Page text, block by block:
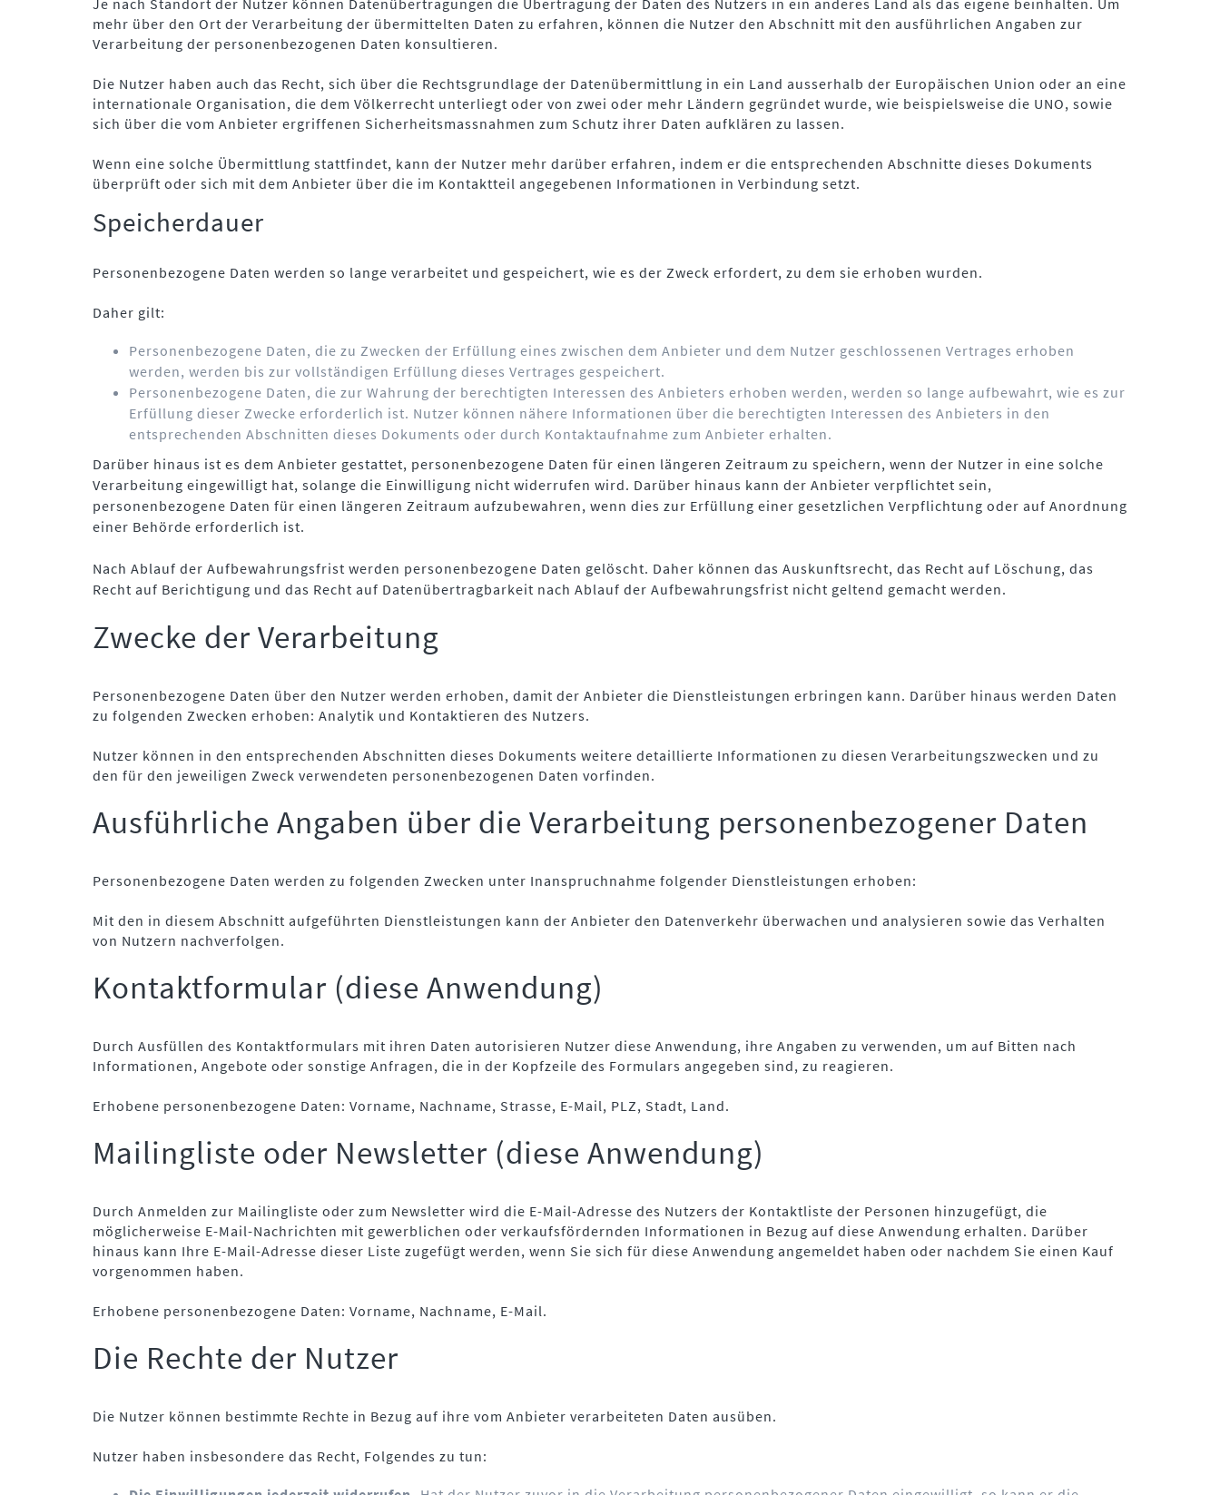
mehr über den Ort der Verarbeitung der übermittelten Daten zu erfahren, können die Nutzer den Abschnitt mit den ausführlichen Angaben zur
Verarbeitung der personenbezogenen Daten konsultieren.
Die Nutzer haben auch das Recht, sich über die Rechtsgrundlage der Datenübermittlung in ein Land ausserhalb der Europäischen Union oder an eine
internationale Organisation, die dem Völkerrecht unterliegt oder von zwei oder mehr Ländern gegründet wurde, wie beispielsweise die UNO, sowie
sich über die vom Anbieter ergriffenen Sicherheitsmassnahmen zum Schutz ihrer Daten aufklären zu lassen.
Wenn eine solche Übermittlung stattfindet, kann der Nutzer mehr darüber erfahren, indem er die entsprechenden Abschnitte dieses Dokuments
überprüft oder sich mit dem Anbieter über die im Kontaktteil angegebenen Informationen in Verbindung setzt.
Speicherdauer
Personenbezogene Daten werden so lange verarbeitet und gespeichert, wie es der Zweck erfordert, zu dem sie erhoben wurden.
Daher gilt:
Personenbezogene Daten, die zu Zwecken der Erfüllung eines zwischen dem Anbieter und dem Nutzer geschlossenen Vertrages erhoben
werden, werden bis zur vollständigen Erfüllung dieses Vertrages gespeichert.
Personenbezogene Daten, die zur Wahrung der berechtigten Interessen des Anbieters erhoben werden, werden so lange aufbewahrt, wie es zur
Erfüllung dieser Zwecke erforderlich ist. Nutzer können nähere Informationen über die berechtigten Interessen des Anbieters in den
entsprechenden Abschnitten dieses Dokuments oder durch Kontaktaufnahme zum Anbieter erhalten.
Darüber hinaus ist es dem Anbieter gestattet, personenbezogene Daten für einen längeren Zeitraum zu speichern, wenn der Nutzer in eine solche
Verarbeitung eingewilligt hat, solange die Einwilligung nicht widerrufen wird. Darüber hinaus kann der Anbieter verpflichtet sein,
personenbezogene Daten für einen längeren Zeitraum aufzubewahren, wenn dies zur Erfüllung einer gesetzlichen Verpflichtung oder auf Anordnung
einer Behörde erforderlich ist.
Nach Ablauf der Aufbewahrungsfrist werden personenbezogene Daten gelöscht. Daher können das Auskunftsrecht, das Recht auf Löschung, das
Recht auf Berichtigung und das Recht auf Datenübertragbarkeit nach Ablauf der Aufbewahrungsfrist nicht geltend gemacht werden.
Zwecke der Verarbeitung
Personenbezogene Daten über den Nutzer werden erhoben, damit der Anbieter die Dienstleistungen erbringen kann. Darüber hinaus werden Daten
zu folgenden Zwecken erhoben: Analytik und Kontaktieren des Nutzers.
Nutzer können in den entsprechenden Abschnitten dieses Dokuments weitere detaillierte Informationen zu diesen Verarbeitungszwecken und zu
den für den jeweiligen Zweck verwendeten personenbezogenen Daten vorfinden.
Ausführliche Angaben über die Verarbeitung personenbezogener Daten
Personenbezogene Daten werden zu folgenden Zwecken unter Inanspruchnahme folgender Dienstleistungen erhoben:
Mit den in diesem Abschnitt aufgeführten Dienstleistungen kann der Anbieter den Datenverkehr überwachen und analysieren sowie das Verhalten
von Nutzern nachverfolgen.
Kontaktformular (diese Anwendung)
Durch Ausfüllen des Kontaktformulars mit ihren Daten autorisieren Nutzer diese Anwendung, ihre Angaben zu verwenden, um auf Bitten nach
Informationen, Angebote oder sonstige Anfragen, die in der Kopfzeile des Formulars angegeben sind, zu reagieren.
Erhobene personenbezogene Daten: Vorname, Nachname, Strasse, E-Mail, PLZ, Stadt, Land.
Mailingliste oder Newsletter (diese Anwendung)
Durch Anmelden zur Mailingliste oder zum Newsletter wird die E-Mail-Adresse des Nutzers der Kontaktliste der Personen hinzugefügt, die
möglicherweise E-Mail-Nachrichten mit gewerblichen oder verkaufsfördernden Informationen in Bezug auf diese Anwendung erhalten. Darüber
hinaus kann Ihre E-Mail-Adresse dieser Liste zugefügt werden, wenn Sie sich für diese Anwendung angemeldet haben oder nachdem Sie einen Kauf
vorgenommen haben.
Erhobene personenbezogene Daten: Vorname, Nachname, E-Mail.
Die Rechte der Nutzer
Die Nutzer können bestimmte Rechte in Bezug auf ihre vom Anbieter verarbeiteten Daten ausüben.
Nutzer haben insbesondere das Recht, Folgendes zu tun: